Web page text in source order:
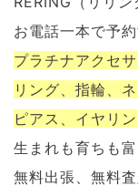
お電話一本で予
プラチナアクセ
リング、指輪、
ピアス、イヤリ
生まれも育ちも
無料出張、無料